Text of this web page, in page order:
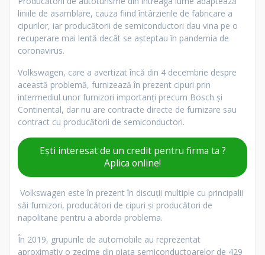
liniile de asamblare, cauza fiind întârzierile de fabricare a
cipurilor, iar producătorii de semiconductori dau vina pe o
recuperare mai lentă decât se așteptau în pandemia de
coronavirus.
Volkswagen, care a avertizat încă din 4 decembrie despre
această problemă, furnizează în prezent cipuri prin
intermediul unor furnizori importanți precum Bosch și
Continental, dar nu are contracte directe de furnizare sau
contract cu producătorii de semiconductori.
Ești interesat de un credit pentru firma ta ?
Aplica online!
Volkswagen este în prezent în discuții multiple cu principalii
săi furnizori, producători de cipuri și producători de
napolitane pentru a aborda problema.
În 2019, grupurile de automobile au reprezentat
aproximativ o zecime din piața semiconductoarelor de 429